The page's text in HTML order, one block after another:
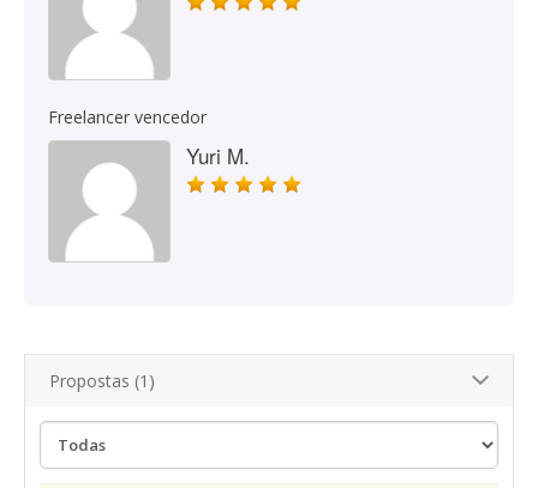
Freelancer vencedor
Yuri M.
Propostas (1)